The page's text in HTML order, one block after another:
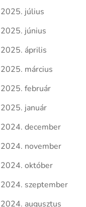
2025. július
2025. június
2025. április
2025. március
2025. február
2025. január
2024. december
2024. november
2024. október
2024. szeptember
2024. augusztus